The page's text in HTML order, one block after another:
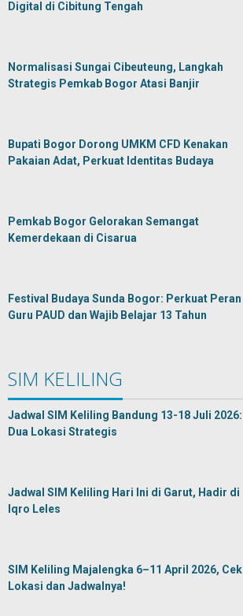
Digital di Cibitung Tengah
Normalisasi Sungai Cibeuteung, Langkah
Strategis Pemkab Bogor Atasi Banjir
Bupati Bogor Dorong UMKM CFD Kenakan
Pakaian Adat, Perkuat Identitas Budaya
Pemkab Bogor Gelorakan Semangat
Kemerdekaan di Cisarua
Festival Budaya Sunda Bogor: Perkuat Peran
Guru PAUD dan Wajib Belajar 13 Tahun
SIM KELILING
Jadwal SIM Keliling Bandung 13-18 Juli 2026:
Dua Lokasi Strategis
Jadwal SIM Keliling Hari Ini di Garut, Hadir di
Iqro Leles
SIM Keliling Majalengka 6–11 April 2026, Cek
Lokasi dan Jadwalnya!